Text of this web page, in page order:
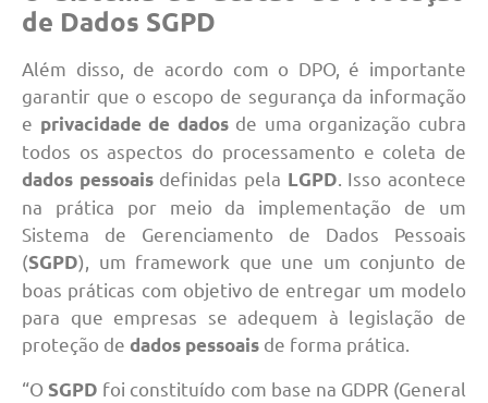
de Dados SGPD
Além disso, de acordo com o DPO, é importante
garantir que o escopo de segurança da informação
e privacidade de dadosde uma organização cubra
todos os aspectos do processamento e coleta de
dados pessoaisdefinidas pela LGPD. Isso acontece
na prática por meio da implementação de um
Sistema de Gerenciamento de Dados Pessoais
(SGPD), um framework que une um conjunto de
boas práticas com objetivo de entregar um modelo
para que empresas se adequem à legislação de
proteção de dados pessoais de forma prática.
“O SGPD foi constituído com base na GDPR (General